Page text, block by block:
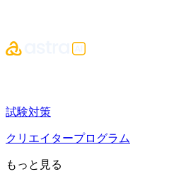
試験対策
クリエイタープログラム
もっと見る